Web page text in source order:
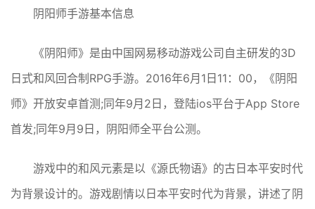
阴阳师手游基本信息
《阴阳师》是由中国网易移动游戏公司自主研发的3D
日式和风回合制RPG手游。2016年6月1日11：00，《阴阳
师》开放安卓首测;同年9月2日，登陆ios平台于App Store
首发;同年9月9日，阴阳师全平台公测。
游戏中的和风元素是以《源氏物语》的古日本平安时代
为背景设计的。游戏剧情以日本平安时代为背景，讲述了阴